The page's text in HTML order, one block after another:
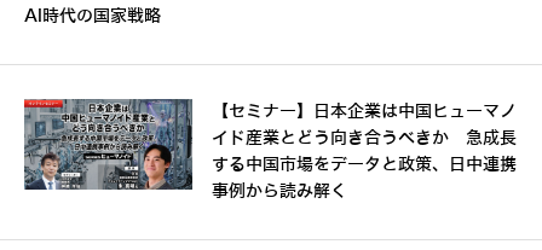
AI時代の国家戦略
【セミナー】日本企業は中国ヒューマノ
イド産業とどう向き合うべきか 急成長
する中国市場をデータと政策、日中連携
事例から読み解く